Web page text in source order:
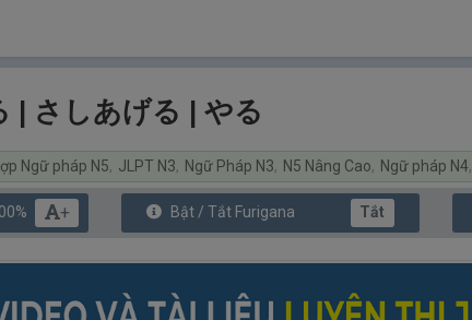
| さしあげる | やる
Ngữ pháp N5, JLPT N3, Ngữ Pháp N3, N5 Nâng Cao, Ngữ pháp N4,
+ Bật / Tắt Furigana Tắt